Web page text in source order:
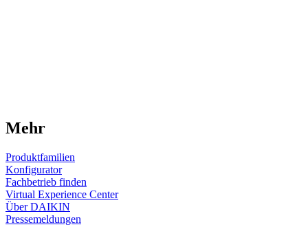
Mehr
Produktfamilien
Konfigurator
Fachbetrieb finden
Virtual Experience Center
Über DAIKIN
Pressemeldungen